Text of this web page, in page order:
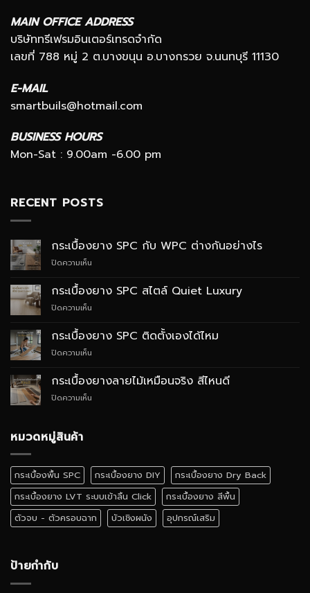
MAIN OFFICE ADDRESS
บริษัททรีเฟรมอินเตอร์เทรดจำกัด
เลขที่ 788 หมู่ 2 ต.บางขนุน อ.บางกรวย จ.นนทบุรี 11130
E-MAIL
smartbuils@hotmail.com
BUSINESS HOURS
Mon-Sat : 9.00am -6.00 pm
RECENT POSTS
กระเบื้องยาง SPC กับ WPC ต่างกันอย่างไร
ปิดความเห็น
ยาง
SPC
ต่าง
กระเบื้องยาง SPC สไตล์ Quiet Luxury
ปิดความเห็น
ยาง
SPC
Luxury
กระเบื้องยาง SPC ติดตั้งเองได้ไหม
ปิดความเห็น
ยาง
SPC
กระเบื้องยางลายไม้เหมือนจริง สีไหนดี
ปิดความเห็น
สี
ไหน
ดี
หมวดหมู่สินค้า
กระเบื้องพื้น SPC กระเบื้องยาง DIY
กระเบื้องยาง Dry Back
กระเบื้องยาง LVT ระบบเข้าลิ้น Click
กระเบื้องยาง สีพื้น
ตัวจบ - ตัวครอบฉาก
บัวเชิงผนัง อุปกรณ์เสริม
ป้ายกำกับ